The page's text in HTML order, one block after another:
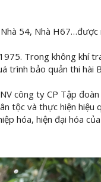
54, Nhà
Trong không khí
trình bảo quản thi hài
công ty CP Tập
tộc và thực hiện hiệu
hóa, hiện đại hóa